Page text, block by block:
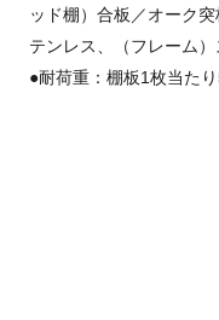
ッド棚）合板／オーク
テンレス、（フレーム
●耐荷重：棚板1枚当た